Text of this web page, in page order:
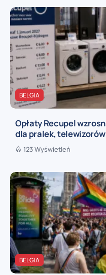
BELGIA
Opłaty Recupel
dla pralek,
123 Wyświetleń
BELGIA